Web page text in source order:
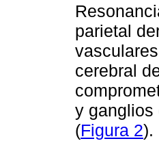
parietal
cerebral
y ganglios
(Figura 2).